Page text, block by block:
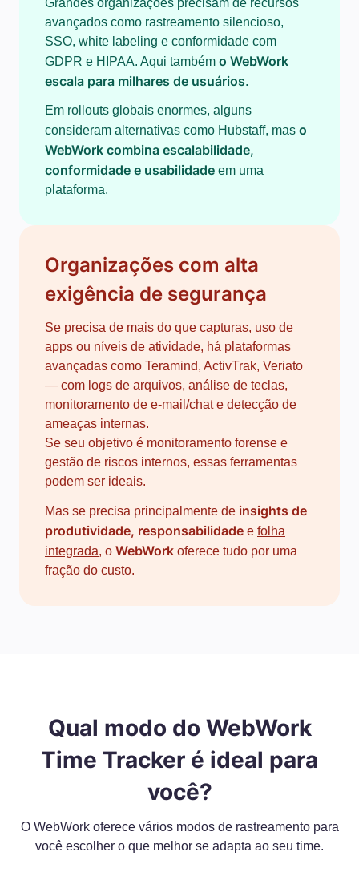
Grandes organizações precisam de recursos
avançados como rastreamento silencioso,
SSO, white labeling e conformidade com
GDPR e HIPAA. Aqui também o WebWork
escala para milhares de usuários.
Em rollouts globais enormes, alguns
consideram alternativas como Hubstaff, mas o
WebWork combina escalabilidade,
conformidade e usabilidade em uma
plataforma.
Organizações com alta
exigência de segurança
Se precisa de mais do que capturas, uso de
apps ou níveis de atividade, há plataformas
avançadas como Teramind, ActivTrak, Veriato
— com logs de arquivos, análise de teclas,
monitoramento de e-mail/chat e detecção de
ameaças internas.
Se seu objetivo é monitoramento forense e
gestão de riscos internos, essas ferramentas
podem ser ideais.
Mas se precisa principalmente de insights de
produtividade, responsabilidade e folha
integrada, o WebWork oferece tudo por uma
fração do custo.
Qual modo do WebWork
Time Tracker é ideal para
você?
O WebWork oferece vários modos de rastreamento para
você escolher o que melhor se adapta ao seu time.